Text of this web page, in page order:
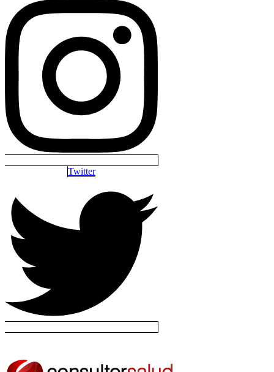
Twitter